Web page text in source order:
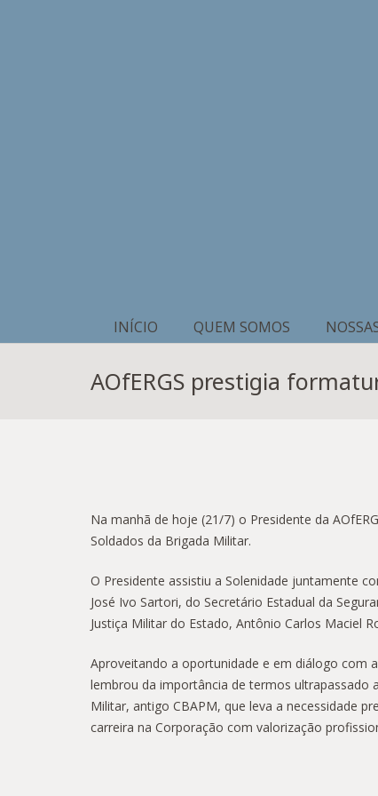
INÍCIO QUEM SOMOS
AOfERGS prestigia
Na manhã de hoje (21/7) o Presidente da
Soldados da Brigada Militar.
O Presidente assistiu a Solenidade juntamente
José Ivo Sartori, do Secretário Estadual da
Justiça Militar do Estado, Antônio Carlos Maciel
Aproveitando a oportunidade e em diálogo com
lembrou da importância de termos ultrapassado
Militar, antigo CBAPM, que leva a necessidade
carreira na Corporação com valorização